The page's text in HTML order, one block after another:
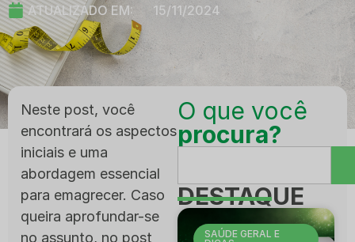
ATUALIZADO EM:
15/11/2024
Neste post, você
encontrará os aspectos
iniciais e uma
abordagem essencial
para emagrecer. Caso
queira aprofundar-se
no assunto, no post
O que você
procura?
DESTAQUE
SAÚDE GERAL E